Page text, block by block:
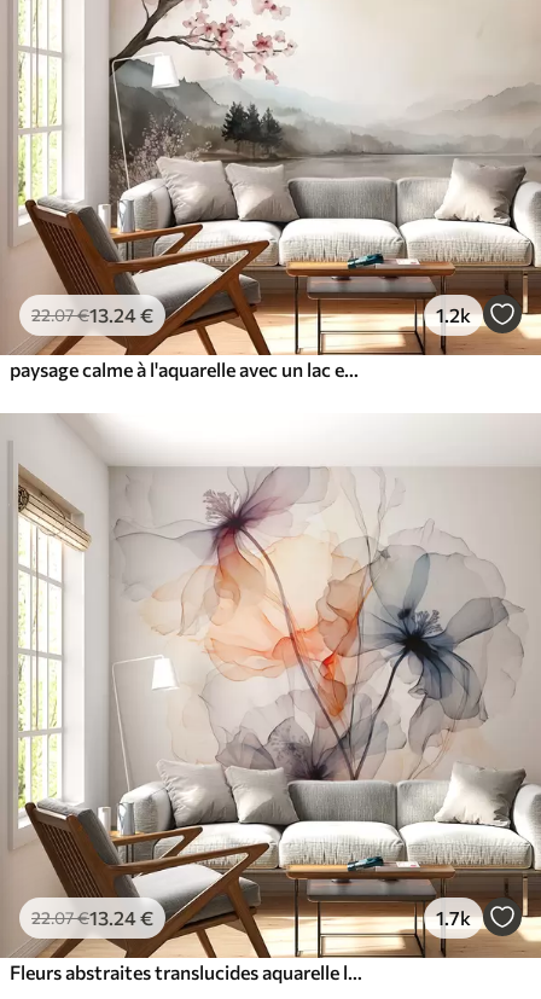
22.07€13 .24€ 1.2k
22.07€13 .24€ 1.7k